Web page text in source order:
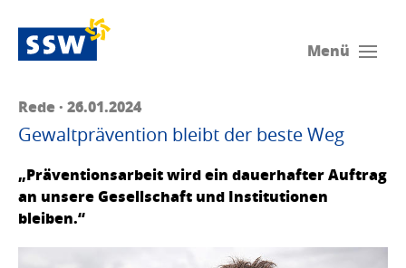
Menü
Rede · 26.01.2024
Gewaltprävention bleibt der beste Weg
„Präventionsarbeit wird ein dauerhafter Auftrag
an unsere Gesellschaft und Institutionen
bleiben.“